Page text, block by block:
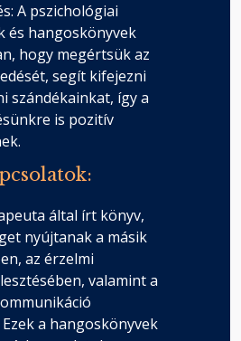
A pszichológiai
és hangoskönyvek
hogy megértsük az
segít kifejezni
szándékainkat, így a
is pozitív
által írt könyv,
nyújtanak a másik
az érzelmi
valamint a
a hangoskönyvek